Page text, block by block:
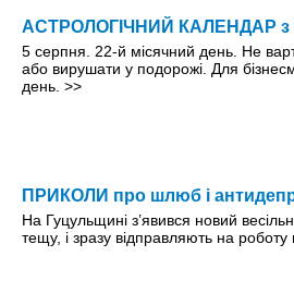
АСТРОЛОГІЧНИЙ КАЛЕНДАР з
5 серпня. 22-й місячний день. Не
або вирушати у подорожі. Для
день. >>
ПРИКОЛИ про шлюб і
На Гуцульщині з’явився новий
тещу, і зразу відправляють на роботу